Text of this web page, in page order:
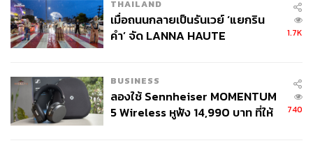
ABOUT THE AUTHOR
THE SECRET SAUCE TEAM
คู่มือผู้นำ-นักธุรกิจศตวรรษที่ 21
THAILAND
เมื่อถนนกลายเป็นรันเวย์ ‘แยกริน
คำ’ จัด LANNA HAUTE
1.7K
BUSINESS
ลองใช้ Sennheiser MOMENTUM
5 Wireless หูฟัง 14,990 บาท ที่ให้
740